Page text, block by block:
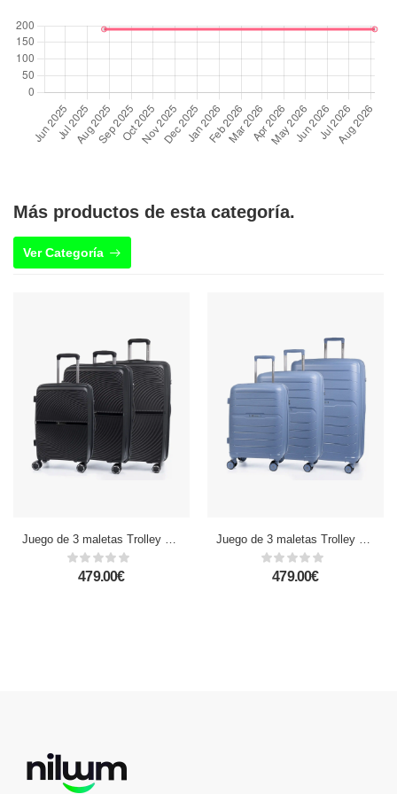
Más productos de esta categoría.
Ver Categoría
Juego de 3 maletas Trolley extensibles, en material ligero PP resistente a la rotura. Cerradura TSA numérica, 4 ruedas dobles giratorias 360°.
479.00€
Juego de 3 maletas Trolley extensibles, en material ligero PP resistente a la rotura. Cerradura TSA numérica, 4 ruedas dobles giratorias 360°.
479.00€